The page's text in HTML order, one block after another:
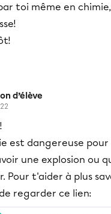
toi même en
d’élève
est dangereuse
une explosion ou
Pour t'aider à plus
regarder ce lien: